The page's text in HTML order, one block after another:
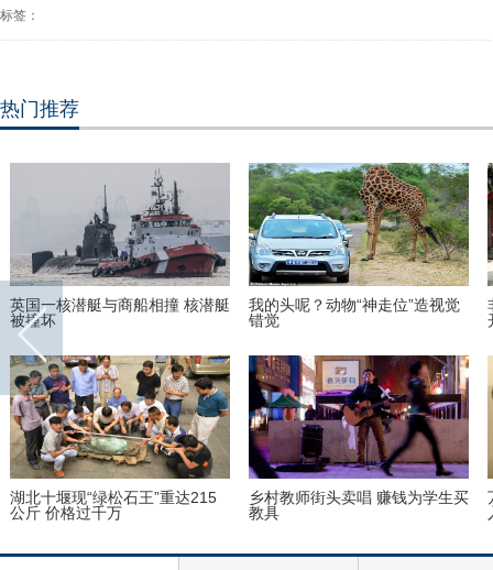
标签：
热门推荐
英国一核潜艇与商船相撞 核潜艇
被撞坏
我的头呢？动物“神走位”造视觉
错觉
湖北十堰现“绿松石王”重达215
公斤 价格过千万
乡村教师街头卖唱 赚钱为学生买
教具